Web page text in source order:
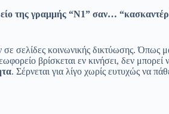
της γραμμής “Ν1” σαν…
σελίδες κοινωνικής δικτύωσης. Όπως
βρίσκεται εν κινήσει, δεν μπορεί
. Σέρνεται για λίγο χωρίς ευτυχώς να